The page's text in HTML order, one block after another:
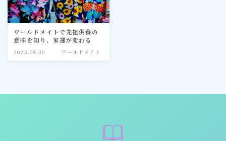
神道・宗教
社会情勢
ワールドメイトで先祖供養の
意味を知り、家運が変わる
2025.08.30 ワールドメイト